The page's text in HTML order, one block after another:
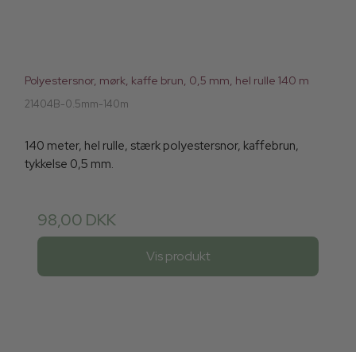
Polyestersnor, mørk, kaffe brun, 0,5 mm, hel rulle 140 m
21404B-0.5mm-140m
140 meter, hel rulle, stærk polyestersnor, kaffebrun,
tykkelse 0,5 mm.
98,00 DKK
Vis produkt